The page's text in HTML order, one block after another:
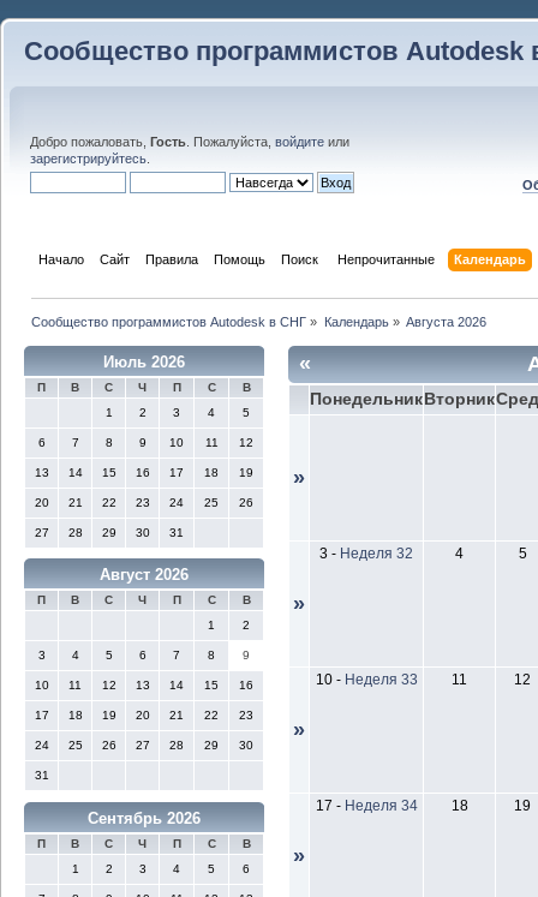
Сообщество программистов Autodesk
Добро пожаловать, Гость . Пожалуйста, войдите или
зарегистрируйтесь
Начало Сайт Правила Помощь Поиск Непрочитанные Календарь
Сообщество программистов Autodesk в СНГ » Календарь» Августа 2026
Июль 2026
П В С Ч П С
В
1
2 3 4 5
6 7 8 9 10 11 12
13 14 15 16 17 18 19
20 21 22 23 24 25 26
27 28 29 30 31
Август 2026
П В С Ч П С
В
1
2
3 4 5 6 7 8 9
10 11 12 13 14 15 16
17 18 19 20 21 22 23
24 25 26 27 28 29 30
31
Сентябрь 2026
П В С Ч П С
В
1
2 3 4 5 6
«
ПонедельникВторник
»
»
3 - Неделя 32 4 5
»
10- Неделя 33 11 12
»
17 - Неделя 34 18 19